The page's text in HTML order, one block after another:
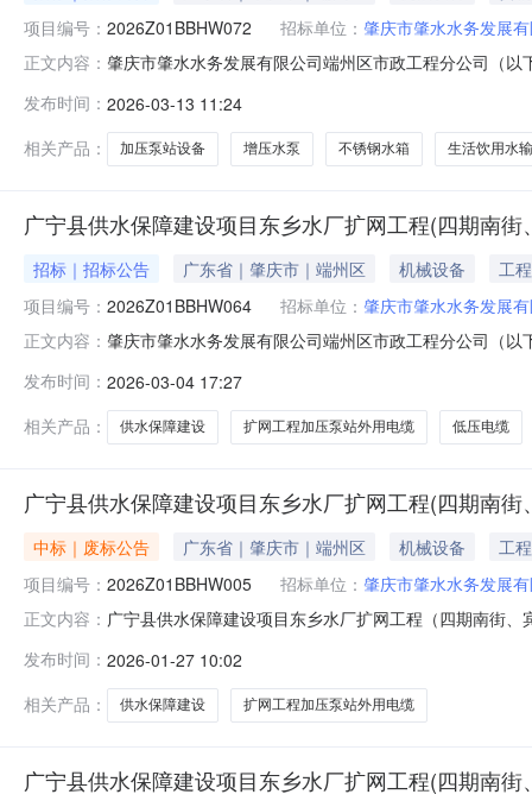
项目编号： 2026Z01BBHW072 招标单位： 肇庆市肇水水务发展
正文内容： 肇庆市肇水水务发展有限公司端州区市政工程分公司（
购（二）项目编号：2026Z01BBHW072（三）招标人：
柒拾肆元叁角肆分）（不含
发布时间： 2026-03-13 11:24
相关产品：
加压泵站设备 增压水泵 不锈钢水箱 生活饮用水
广宁县供水保障建设项目东乡水厂扩网工程(四期南
招标｜招标公告 广东省｜肇庆市｜端州区 机械设备
工程
项目编号： 2026Z01BBHW064 招标单位： 肇庆市肇水水务发展
正文内容： 肇庆市肇水水务发展有限公司端州区市政工程分公司（
（四期南街、宾亨标段）加压泵站外用电缆采购项目（
目最高限价及报价要求：本项目采购预
发布时间： 2026-03-04 17:27
相关产品：
供水保障建设 扩网工程加压泵站外用电缆 低压电缆
广宁县供水保障建设项目东乡水厂扩网工程(四期南
中标｜废标公告 广东省｜肇庆市｜端州区 机械设备
工程
项目编号： 2026Z01BBHW005 招标单位： 肇庆市肇水水务发展
正文内容： 广宁县供水保障建设项目东乡水厂扩网工程（四期南街
厂扩网工程（四期南街、宾亨标段）加压泵站外用电缆
公告发布时间：20
发布时间： 2026-01-27 10:02
相关产品：
供水保障建设 扩网工程加压泵站外用电缆
广宁县供水保障建设项目东乡水厂扩网工程(四期南